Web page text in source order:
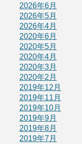
2026年6月
2026年5月
2026年4月
2020年6月
2020年5月
2020年4月
2020年3月
2020年2月
2019年12月
2019年11月
2019年10月
2019年9月
2019年8月
2019年7月